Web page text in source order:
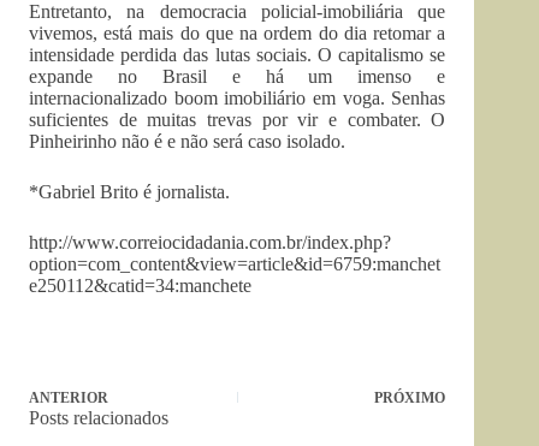
Entretanto, na democracia policial-imobiliária que
vivemos, está mais do que na ordem do dia retomar a
intensidade perdida das lutas sociais. O capitalismo se
expande no Brasil e há um imenso e
internacionalizado boom imobiliário em voga. Senhas
suficientes de muitas trevas por vir e combater. O
Pinheirinho não é e não será caso isolado.
*Gabriel Brito é jornalista.
http://www.correiocidadania.com.br/index.php?
option=com_content&view=article&id=6759:manchet
e250112&catid=34:manchete
ANTERIOR PRÓXIMO
Posts relacionados